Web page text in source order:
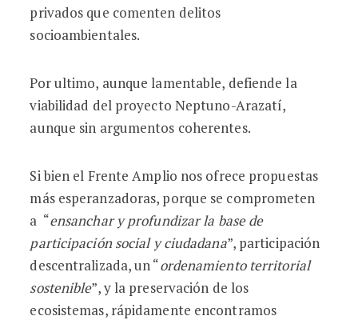
privados que comenten delitos
socioambientales.
Por ultimo, aunque lamentable, defiende la
viabilidad del proyecto Neptuno-Arazatí,
aunque sin argumentos coherentes.
Si bien el Frente Amplio nos ofrece propuestas
más esperanzadoras, porque se comprometen
a “ensanchar y profundizar la base de
participación social y ciudadana”, participación
descentralizada, un “ordenamiento territorial
sostenible”, y la preservación de los
ecosistemas, rápidamente encontramos